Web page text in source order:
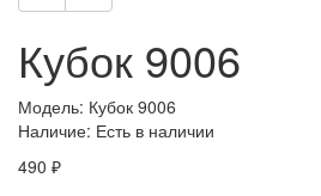
Кубок 9006
Модель: Кубок 9006
Наличие: Есть в наличии
490 ₽